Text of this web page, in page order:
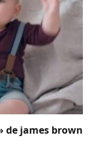
de james brown